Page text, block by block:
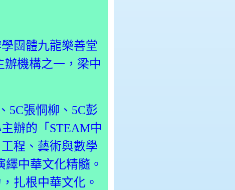
團體九龍樂善堂
辦機構之一，梁中
5C張恫柳、5C彭
辦的「STEAM中
程、藝術與數學
繹中華文化精髓。
扎根中華文化。